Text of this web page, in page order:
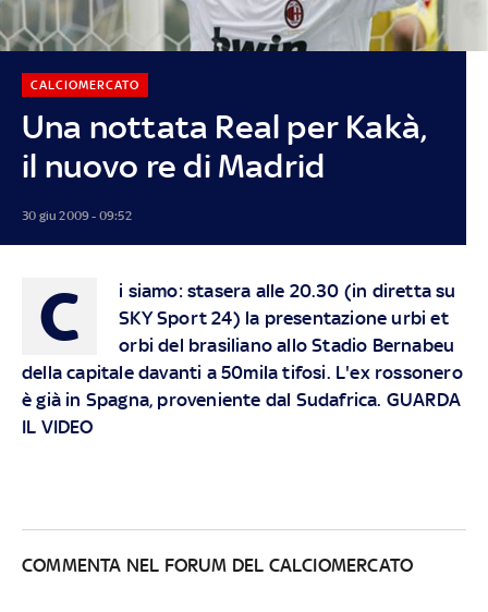
Una nottata Real per Kakà,
il nuovo re di Madrid
CALCIOMERCATO
30 giu 2009 - 09:52
C
i siamo: stasera alle 20.30 (in diretta su
SKY Sport 24) la presentazione urbi et
orbi del brasiliano allo Stadio Bernabeu
della capitale davanti a 50mila tifosi. L'ex rossonero
è già in Spagna, proveniente dal Sudafrica. GUARDA
IL VIDEO
COMMENTA NEL FORUM DEL CALCIOMERCATO